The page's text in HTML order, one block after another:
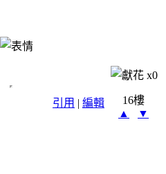
x0
引用 | 編輯
16樓
▲
▼